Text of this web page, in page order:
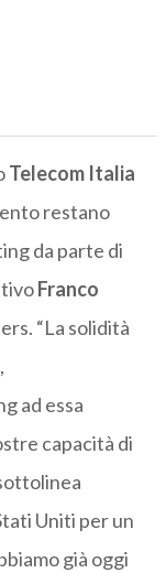
Telecom Italia
restano
da parte di
Franco
“La solidità
ad essa
capacità di
Uniti per un
già oggi